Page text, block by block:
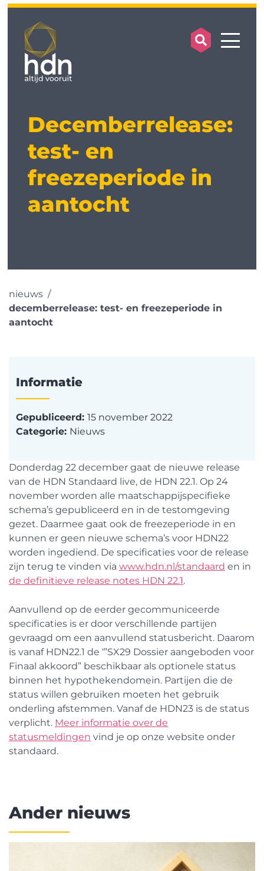
search
Decemberrelease:
test- en
freezeperiode in
aantocht
nieuws
decemberrelease: test- en freezeperiode in
aantocht
Informatie
Gepubliceerd: 15 november 2022
Categorie: Nieuws
Donderdag 22 december gaat de nieuwe release
van de HDN Standaard live, de HDN 22.1. Op 24
november worden alle maatschappijspecifieke
schema’s gepubliceerd en in de testomgeving
gezet. Daarmee gaat ook de freezeperiode in en
kunnen er geen nieuwe schema’s voor HDN22
worden ingediend. De specificaties voor de release
zijn terug te vinden via www.hdn.nl/standaard en in
de definitieve release notes HDN 22.1.
Aanvullend op de eerder gecommuniceerde
specificaties is er door verschillende partijen
gevraagd om een aanvullend statusbericht. Daarom
is vanaf HDN22.1 de ‘”SX29 Dossier aangeboden voor
Finaal akkoord” beschikbaar als optionele status
binnen het hypothekendomein. Partijen die de
status willen gebruiken moeten het gebruik
onderling afstemmen. Vanaf de HDN23 is de status
verplicht. Meer informatie over de
statusmeldingen vind je op onze website onder
standaard.
Ander nieuws